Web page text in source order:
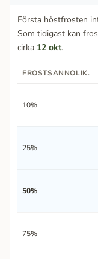
Första höstfrosten
Som tidigast kan
cirka 12 okt.
FROSTSANNOLIK.
10%
25%
50%
75%